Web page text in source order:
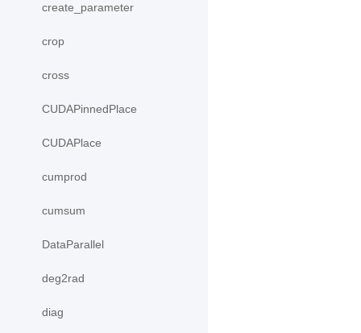
create_parameter
crop
cross
CUDAPinnedPlace
CUDAPlace
cumprod
cumsum
DataParallel
deg2rad
diag